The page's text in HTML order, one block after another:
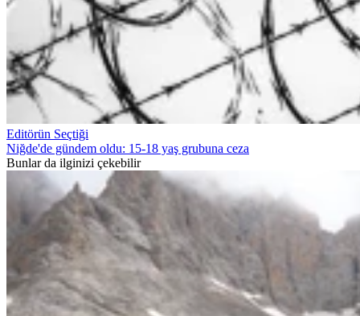
Editörün Seçtiği
Niğde'de gündem oldu: 15-18 yaş grubuna ceza
Bunlar da ilginizi çekebilir